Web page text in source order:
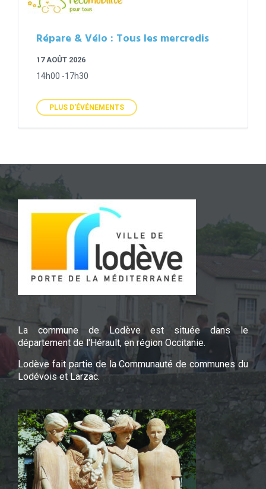
Répare & Vélo : Tous les mercredis
17 AOÛT 2026
14h00 -17h30
PLUS D'ÉVÉNEMENTS
La commune de Lodève est située dans le
département de l'Hérault, en région Occitanie.
Lodève fait partie de la Communauté de communes du
Lodévois et Larzac.